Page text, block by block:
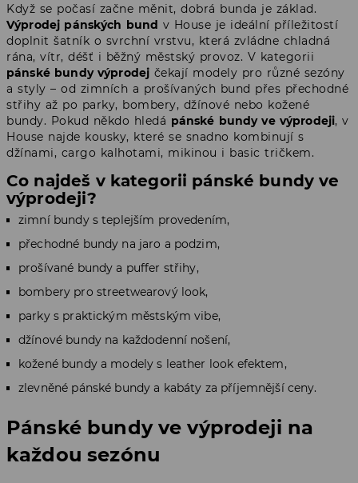
Když se počasí začne měnit, dobrá bunda je základ.
Výprodej pánských bund v House je ideální příležitostí
doplnit šatník o svrchní vrstvu, která zvládne chladná
rána, vítr, déšť i běžný městský provoz. V kategorii
pánské bundy výprodej čekají modely pro různé sezóny
a styly – od zimních a prošívaných bund přes přechodné
střihy až po parky, bombery, džínové nebo kožené
bundy. Pokud někdo hledá pánské bundy ve výprodeji, v
House najde kousky, které se snadno kombinují s
džínami, cargo kalhotami, mikinou i basic tričkem.
Co najdeš v kategorii pánské bundy ve
výprodeji?
zimní bundy s teplejším provedením,
přechodné bundy na jaro a podzim,
prošívané bundy a puffer střihy,
bombery pro streetwearový look,
parky s praktickým městským vibe,
džínové bundy na každodenní nošení,
kožené bundy a modely s leather look efektem,
zlevněné pánské bundy a kabáty za příjemnější ceny.
Pánské bundy ve výprodeji na
každou sezónu